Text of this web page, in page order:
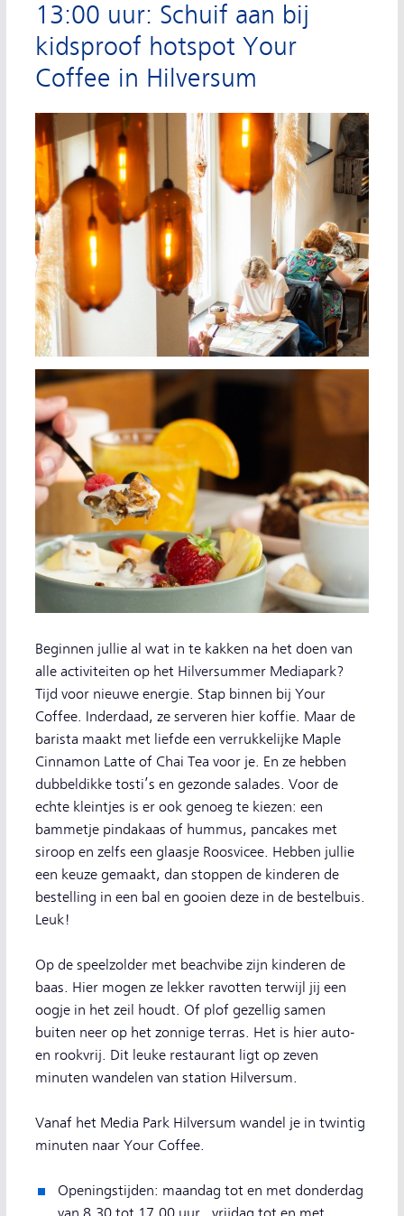
13:00 uur: Schuif aan bij
kidsproof hotspot Your
Coffee in Hilversum
Beginnen jullie al wat in te kakken na het doen van
alle activiteiten op het Hilversummer Mediapark?
Tijd voor nieuwe energie. Stap binnen bij Your
Coffee. Inderdaad, ze serveren hier koffie. Maar de
barista maakt met liefde een verrukkelijke Maple
Cinnamon Latte of Chai Tea voor je. En ze hebben
dubbeldikke tosti’s en gezonde salades. Voor de
echte kleintjes is er ook genoeg te kiezen: een
bammetje pindakaas of hummus, pancakes met
siroop en zelfs een glaasje Roosvicee. Hebben jullie
een keuze gemaakt, dan stoppen de kinderen de
bestelling in een bal en gooien deze in de bestelbuis.
Leuk!
Op de speelzolder met beachvibe zijn kinderen de
baas. Hier mogen ze lekker ravotten terwijl jij een
oogje in het zeil houdt. Of plof gezellig samen
buiten neer op het zonnige terras. Het is hier auto-
en rookvrij. Dit leuke restaurant ligt op zeven
minuten wandelen van station Hilversum.
Vanaf het Media Park Hilversum wandel je in twintig
minuten naar Your Coffee.
Openingstijden: maandag tot en met donderdag